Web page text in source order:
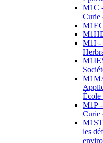
M1C
Curie
M1I -
École
M1P
Curie
les